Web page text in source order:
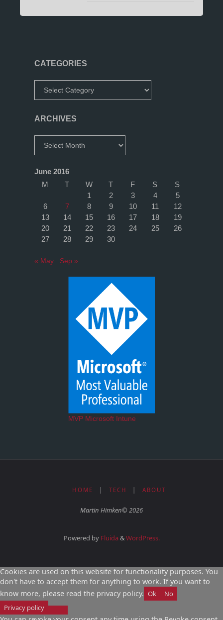
CATEGORIES
ARCHIVES
June 2016
M
T W T F S
S
1
2 3 4
5
6
7 8 9 10 11
12
13
14 15 16 17 18
19
20
21 22 23 24 25
26
27
28 29 30
« May Sep »
MVP Microsoft Intune
HOME TECH ABOUT
Martin Himken© 2026
Powered byFluida&WordPress.
Cookies are used on this website for functionality purposes. You
don't have to accept them for anything to work. If you want to
know more, please read the privacy policy. Ok
No
Privacy policy